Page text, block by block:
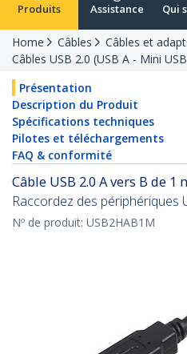
Produits Assistance Qui
Home Câbles
Câbles et
Câbles USB 2.0 (USB A - Mini
Présentation
Description du Produit
Spécifications techniques
Pilotes et téléchargements
FAQ & conformité
Câble USB 2.0 A vers B de 1
Raccordez des périphériques
Nº de produit: USB2HAB1M